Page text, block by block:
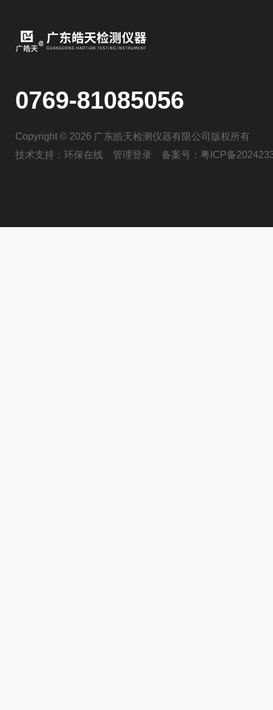
0769-81085056
Copyright © 2026 广东皓天检测仪器有限公司版权所有
技术支持： 环保在线 管理登录 备案号： 粤ICP备